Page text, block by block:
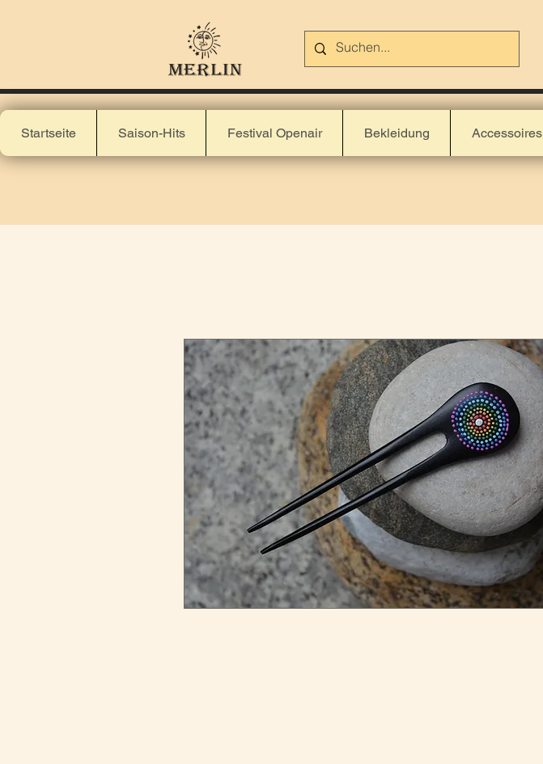
Startseite Saison-Hits Festival Openair Bekleidung Accessoires